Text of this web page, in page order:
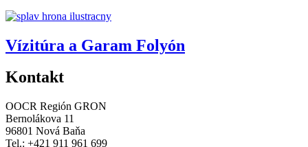
Vízitúra a Garam Folyón
Kontakt
OOCR Región GRON
Bernolákova 11
96801 Nová Baňa
Tel.: +421 911 961 699